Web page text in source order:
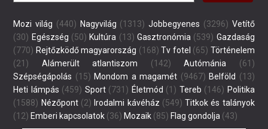
Mozi világ (440) Nagyvilág (1313) Jobbegyenes (3296) Vetítő
(30) Egészség (50) Kultúra (13) Gasztronómia(539) Gazdaság
(770) Rejtőzködő magyarország (168) Tv fotel (65) Történelem
(21)
Alámerült atlantiszom (142) Autómánia (61)
Szépségápolás (15) Mondom a magamét (9467) Belföld (13)
Heti lámpás (459) Sport(731) Életmód (1) Tereb (146) Politika
(1588) Nézőpont(2) Irodalmi kávéház (549) Titkok és talányok
(12) Emberi kapcsolatok (36) Mozaik (85) Flag gondolja (43)